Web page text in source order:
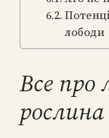
лободи
Все про